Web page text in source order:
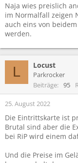
:
Naja wies preislich
im Normalfall zeigen
auch eins von
werden.
L Locust
Parkrocker
Beiträge
95
25. August 2022
Die Eintrittskarte ist
Brutal sind aber die
bei RiP wird einem
Und die Preise im